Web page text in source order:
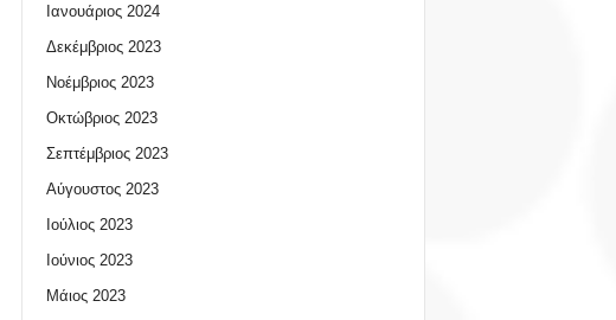
Ιανουάριος 2024
Δεκέμβριος 2023
Νοέμβριος 2023
Οκτώβριος 2023
Σεπτέμβριος 2023
Αύγουστος 2023
Ιούλιος 2023
Ιούνιος 2023
Μάιος 2023